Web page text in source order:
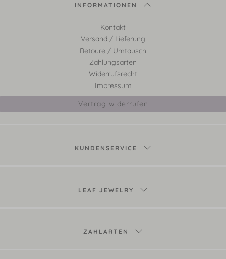
INFORMATIONEN
Kontakt
Versand / Lieferung
Retoure / Umtausch
Zahlungsarten
Widerrufsrecht
Impressum
Vertrag widerrufen
KUNDENSERVICE
LEAF JEWELRY
ZAHLARTEN